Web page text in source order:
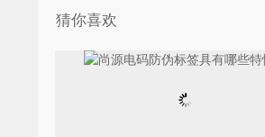
猜你喜欢